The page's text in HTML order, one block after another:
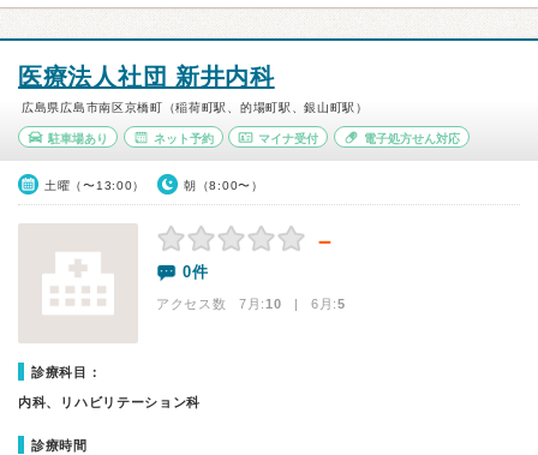
医療法人社団 新井内科
広島県広島市南区京橋町（稲荷町駅、的場町駅、銀山町駅）
駐車場あり ネット予約 マイナ受付 電子処方せん対応
土曜（〜13:00） 朝（8:00〜）
－
0件
アクセス数 7月:10 | 6月:5
診療科目：
内科、リハビリテーション科
診療時間